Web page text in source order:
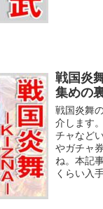
戦国炎
集めの
戦国炎舞
介します
チャなど
やガチャ
ね。本記
くらい入